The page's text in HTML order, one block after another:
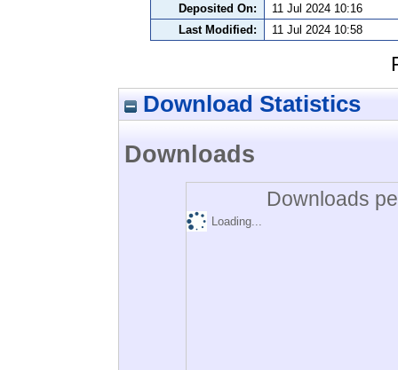
Deposited On:
11 Jul 2024 10:16
Last Modified:
11 Jul 2024 10:58
Download Statistics
Downloads
Downloads
Loading...